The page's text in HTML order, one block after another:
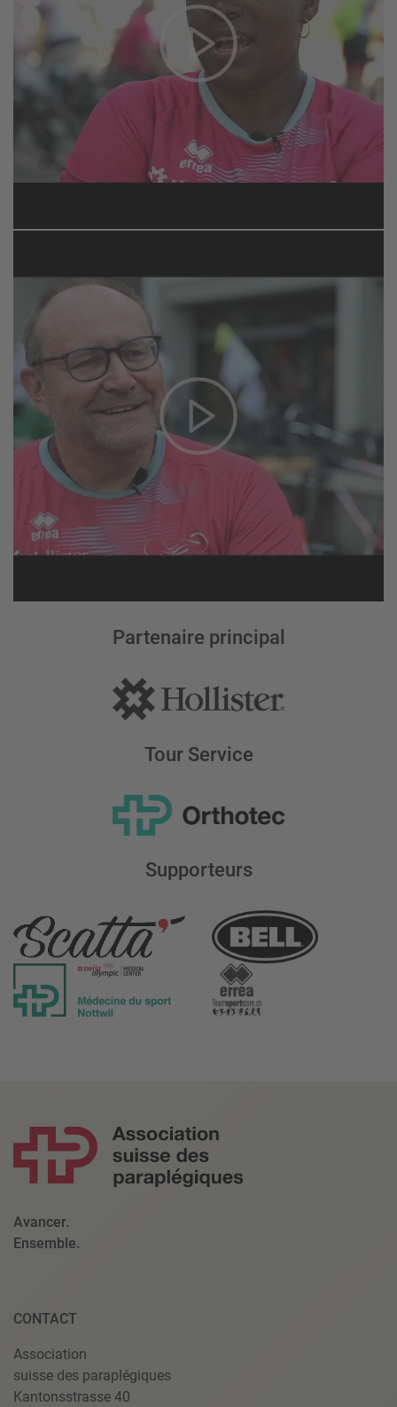
Partenaire principal
Tour Service
Supporteurs
Avancer.
Ensemble.
CONTACT
Association
suisse des paraplégiques
Kantonsstrasse 40